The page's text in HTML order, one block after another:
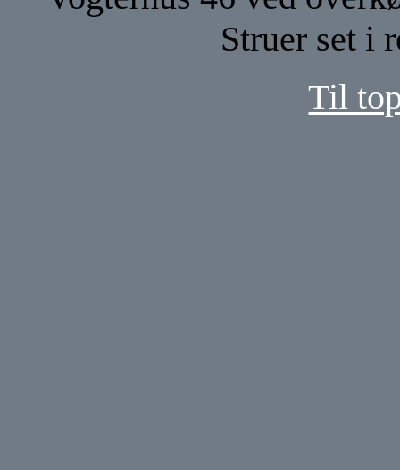
Struer set i
Til